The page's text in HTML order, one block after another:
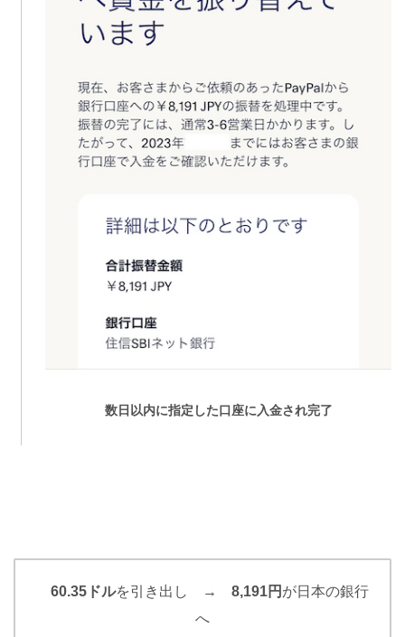
数日以内に指定した口座に入金され完了
60.35ドルを引き出し → 8,191円 が日本の銀行
へ